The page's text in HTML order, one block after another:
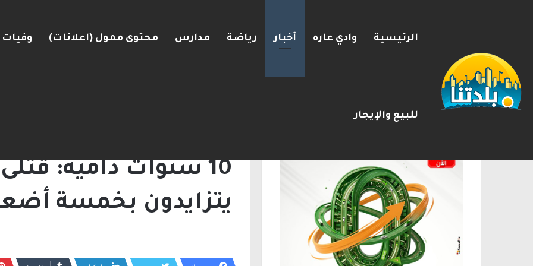
الرئيسية وادي عاره أخبار رياضة مدارس محتوى ممول (اعلانات) وفيات
للبيع والإيجار
بزشكيان يلوّح بالاستقالة للضغط نحو اتفاق مع واشنطن
10 سنوات دامية:
يتزايدون بخمسة
الإعلانات